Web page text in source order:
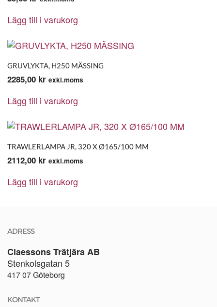
Lägg till i varukorg
GRUVLYKTA, H250 MÄSSING
2285,00 kr exkl.moms
Lägg till i varukorg
TRAWLERLAMPA JR, 320 X Ø165/100 MM
2112,00 kr exkl.moms
Lägg till i varukorg
ADRESS
Claessons Trätjära AB
Stenkolsgatan 5
417 07 Göteborg
KONTAKT